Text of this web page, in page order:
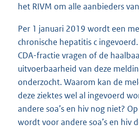
het RIVM om alle aanbieders
Per 1 januari 2019 wordt een
chronische hepatitis c
CDA-fractie vragen of de
uitvoerbaarheid van deze
onderzocht. Waarom kan de
deze ziektes wel al ingevoerd
andere soa’s en hiv nog niet?
wordt voor andere soa’s en hiv